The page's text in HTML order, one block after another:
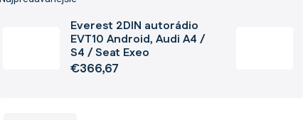
Everest 2DIN autorádio
EVT10 Android, Audi A4 /
S4 / Seat Exeo
€366,67